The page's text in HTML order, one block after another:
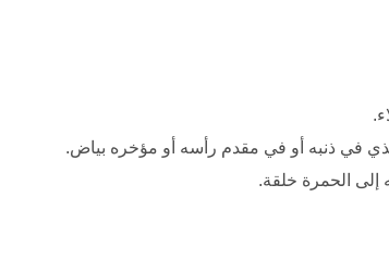
في ذنبه أو في مقدم رأسه أو مؤخره بياض.
إلى الحمرة خلقة.